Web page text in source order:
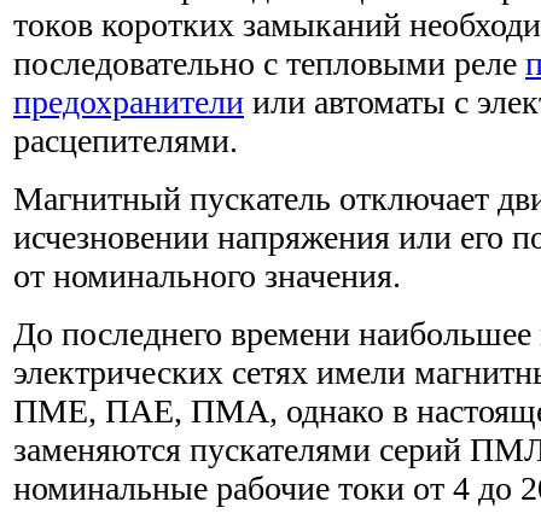
токов коротких замыканий
последовательно с тепловыми реле
предохранители или автоматы с
расцепителями.
Магнитный пускатель отключает
исчезновении напряжения или его
от номинального значения.
До последнего времени
электрических сетях имели
ПМЕ, ПАЕ, ПМА, однако в
заменяются пускателями серий
номинальные рабочие токи от 4 до